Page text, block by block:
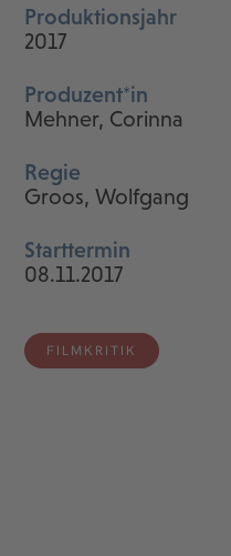
Produktionsjahr
2017
Produzent*in
Mehner, Corinna
Regie
Groos, Wolfgang
Starttermin
08.11.2017
FILMKRITIK